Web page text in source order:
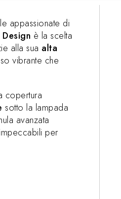
appassionate di
è la scelta
alla sua alta
vibrante che
copertura
sotto la lampada
avanzata
per